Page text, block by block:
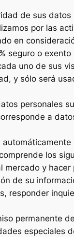
de sus
por las
en
seguro o exento
uno de sus
y sólo será
personales
a
los
y
de su
responder
permanente
especiales